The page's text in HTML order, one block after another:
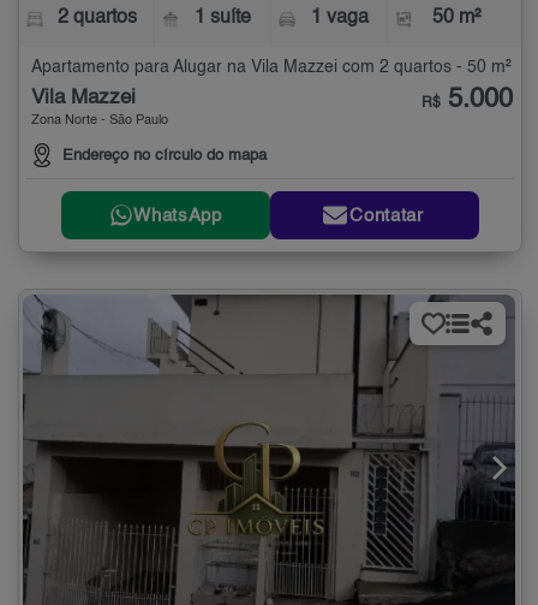
2 quartos 1 suíte 1 vaga 50 m²
Apartamento para Alugar na Vila Mazzei com 2 quartos - 50 m²
Vila Mazzei
Zona Norte - São Paulo
Endereço no círculo do mapa
R$ 5.000
WhatsApp Contatar